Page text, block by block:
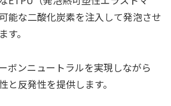
能な二酸化炭素を注入して発泡させ
。
ボンニュートラルを実現しながら
と反発性を提供します。